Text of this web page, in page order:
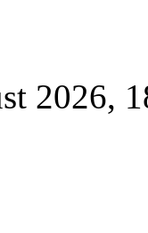
2026,